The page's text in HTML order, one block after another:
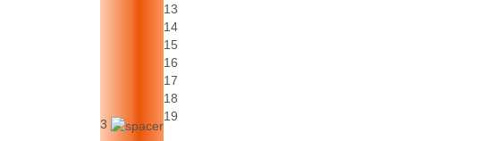
3
13
14
15
16
17
18
19